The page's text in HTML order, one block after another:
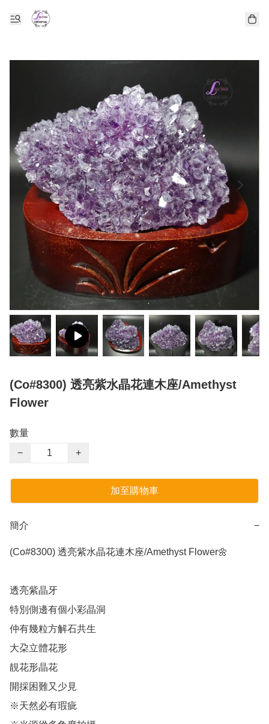
(Co#8300) 透亮紫水晶花連木座/Amethyst
Flower
數量
−
+
加至購物車
簡介 −
(Co#8300) 透亮紫水晶花連木座/Amethyst Flower🌼
透亮紫晶牙
特別側邊有個小彩晶洞
仲有幾粒方解石共生
大朶立體花形
靚花形晶花
開採困難又少見
※天然必有瑕疵